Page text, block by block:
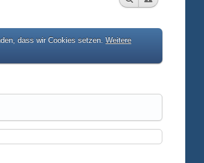
dass wir Cookies setzen. Weitere